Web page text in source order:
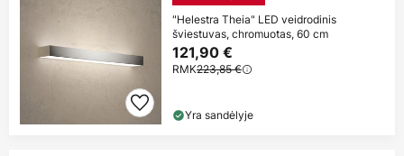
"Helestra Theia" LED veidrodinis
šviestuvas, chromuotas, 60 cm
121,90 €
RMK223,85 €
Yra sandėlyje